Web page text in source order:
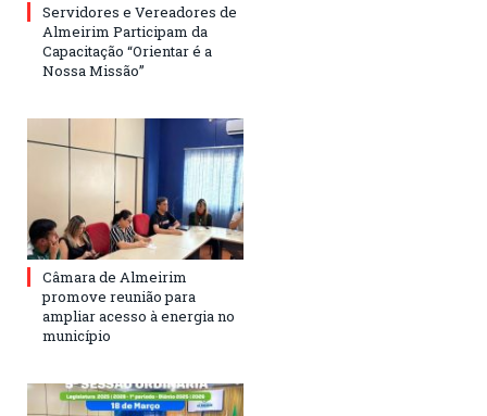
Servidores e Vereadores de
Almeirim Participam da
Capacitação “Orientar é a
Nossa Missão”
Câmara de Almeirim
promove reunião para
ampliar acesso à energia no
município